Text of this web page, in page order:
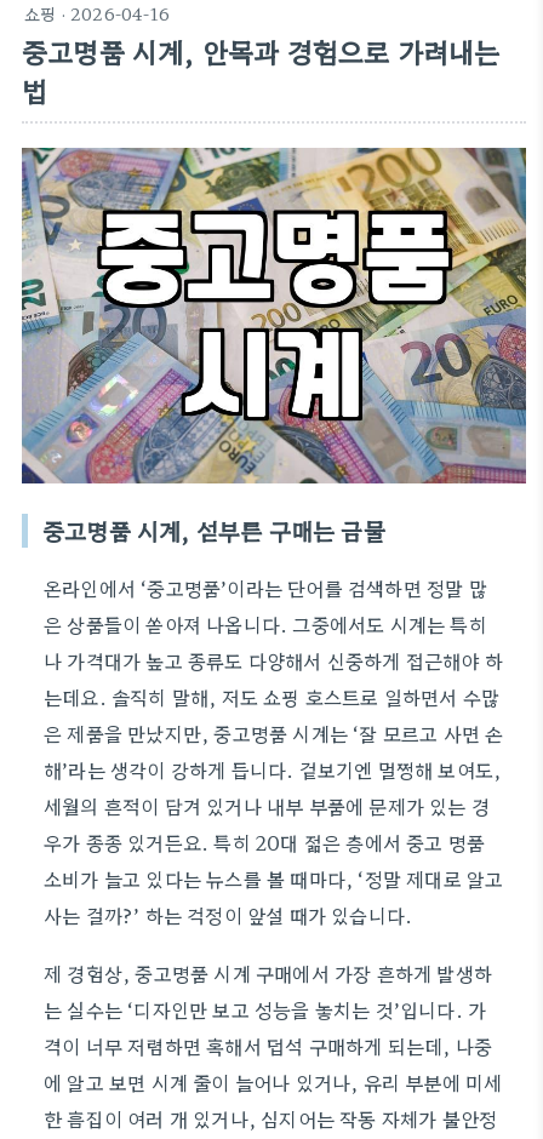
쇼핑 · 2026-04-16
중고명품 시계, 안목과 경험으로 가려내는
법
중고명품 시계, 섣부른 구매는 금물
온라인에서 ‘중고명품’이라는 단어를 검색하면 정말 많
은 상품들이 쏟아져 나옵니다. 그중에서도 시계는 특히
나 가격대가 높고 종류도 다양해서 신중하게 접근해야 하
는데요. 솔직히 말해, 저도 쇼핑 호스트로 일하면서 수많
은 제품을 만났지만, 중고명품 시계는 ‘잘 모르고 사면 손
해’라는 생각이 강하게 듭니다. 겉보기엔 멀쩡해 보여도,
세월의 흔적이 담겨 있거나 내부 부품에 문제가 있는 경
우가 종종 있거든요. 특히 20대 젊은 층에서 중고 명품
소비가 늘고 있다는 뉴스를 볼 때마다, ‘정말 제대로 알고
사는 걸까?’ 하는 걱정이 앞설 때가 있습니다.
제 경험상, 중고명품 시계 구매에서 가장 흔하게 발생하
는 실수는 ‘디자인만 보고 성능을 놓치는 것’입니다. 가
격이 너무 저렴하면 혹해서 덥석 구매하게 되는데, 나중
에 알고 보면 시계 줄이 늘어나 있거나, 유리 부분에 미세
한 흠집이 여러 개 있거나, 심지어는 작동 자체가 불안정